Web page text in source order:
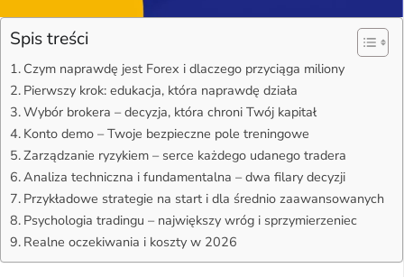
Spis treści
Czym naprawdę jest Forex i dlaczego przyciąga miliony
Pierwszy krok: edukacja, która naprawdę działa
Wybór brokera – decyzja, która chroni Twój kapitał
Konto demo – Twoje bezpieczne pole treningowe
Zarządzanie ryzykiem – serce każdego udanego tradera
Analiza techniczna i fundamentalna – dwa filary decyzji
Przykładowe strategie na start i dla średnio zaawansowanych
Psychologia tradingu – największy wróg i sprzymierzeniec
Realne oczekiwania i koszty w 2026